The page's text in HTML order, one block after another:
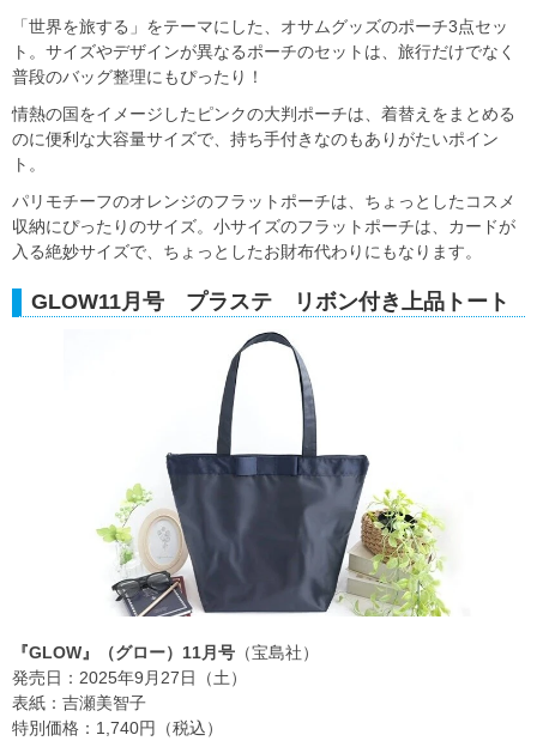
「世界を旅する」をテーマにした、オサムグッズのポーチ3点セッ
ト。サイズやデザインが異なるポーチのセットは、旅行だけでなく
普段のバッグ整理にもぴったり！
情熱の国をイメージしたピンクの大判ポーチは、着替えをまとめる
のに便利な大容量サイズで、持ち手付きなのもありがたいポイン
ト。
パリモチーフのオレンジのフラットポーチは、ちょっとしたコスメ
収納にぴったりのサイズ。小サイズのフラットポーチは、カードが
入る絶妙サイズで、ちょっとしたお財布代わりにもなります。
GLOW11月号 プラステ リボン付き上品トート
『GLOW』（グロー）11月号 （宝島社）
発売日：2025年9月27日（土）
表紙：吉瀬美智子
特別価格：1,740円（税込）